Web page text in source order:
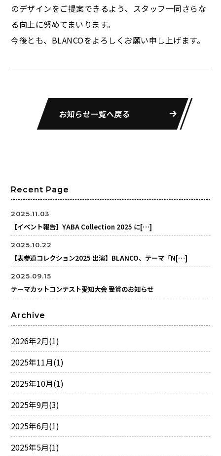
のデザインをご提案できるよう、スタッフ一同さらな
る向上に努めてまいります。
今後とも、BLANCOをよろしくお願い申し上げます。
お知らせ一覧へ戻る
Recent Page
2025.11.03
【イベント報告】YABA Collection 2025 に[…]
2025.10.22
【表参道コレクション2025 出演】BLANCO、テーマ「N[…]
2025.09.15
テーマカットコンテスト愛知大会 受賞のお知らせ
Archive
2026年2月(1)
2025年11月(1)
2025年10月(1)
2025年9月(3)
2025年6月(1)
2025年5月(1)